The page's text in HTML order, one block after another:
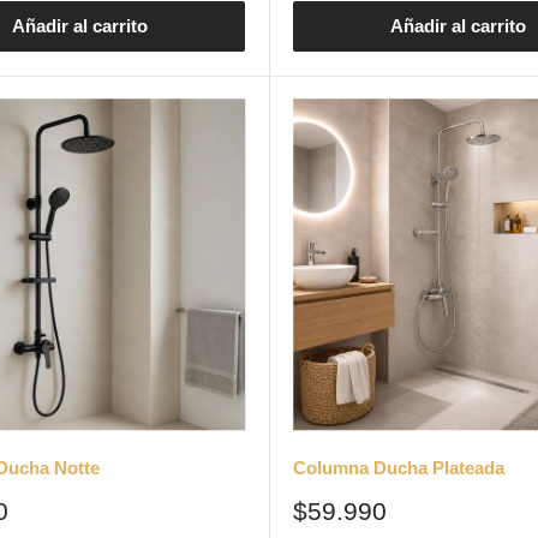
Añadir al carrito Añadir al carrito
Notte Columna Ducha Plateada
Precio
$59.990